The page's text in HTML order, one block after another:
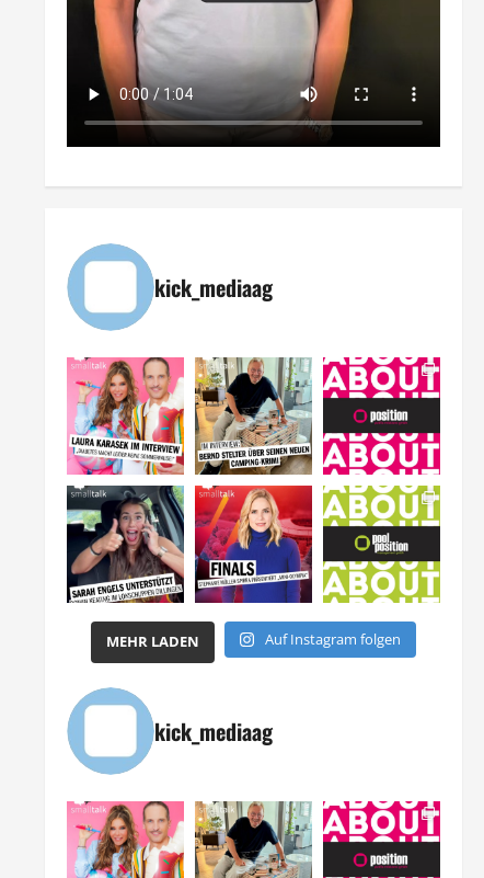
kick_mediaag
MEHR LADEN Auf Instagram folgen
kick_mediaag